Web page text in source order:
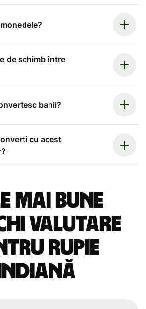
de schimb între
banii?
cu acest
mai bune
valutare
rupie
indiană